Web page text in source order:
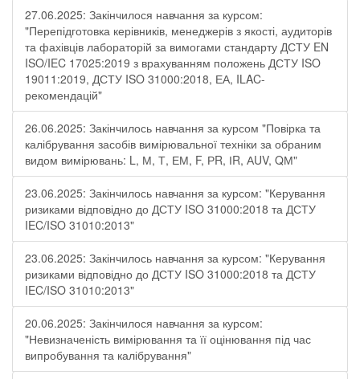
27.06.2025: Закінчилося навчання за курсом:
"Перепідготовка керівників, менеджерів з якості, аудиторів
та фахівців лабораторій за вимогами стандарту ДСТУ EN
ISO/IEC 17025:2019 з врахуванням положень ДСТУ ISO
19011:2019, ДСТУ ISO 31000:2018, ЕА, ILAC-
рекомендацій"
26.06.2025: Закінчилось навчання за курсом "Повірка та
калібрування засобів вимірювальної техніки за обраним
видом вимірювань: L, М, Т, ЕМ, F, РR, ІR, АUV, QМ"
23.06.2025: Закінчилось навчання за курсом: "Керування
ризиками відповідно до ДСТУ ISO 31000:2018 та ДСТУ
IEC/ISO 31010:2013"
23.06.2025: Закінчилось навчання за курсом: "Керування
ризиками відповідно до ДСТУ ISO 31000:2018 та ДСТУ
IEC/ISO 31010:2013"
20.06.2025: Закінчилося навчання за курсом:
"Невизначеність вимірювання та її оцінювання під час
випробування та калібрування"